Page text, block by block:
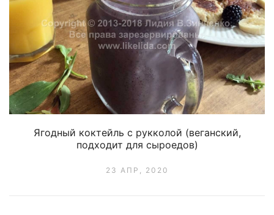
Ягодный коктейль с рукколой (веганский,
подходит для сыроедов)
23 АПР, 2020